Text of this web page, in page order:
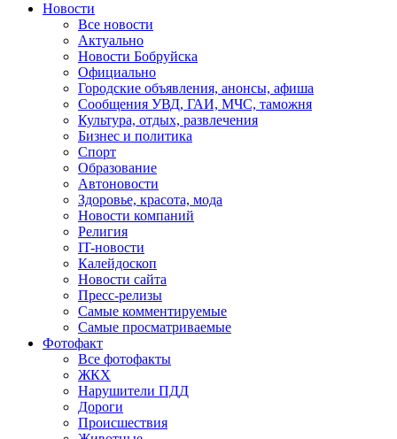
Новости
Все новости
Актуально
Новости Бобруйска
Официально
Городские объявления, анонсы, афиша
Сообщения УВД, ГАИ, МЧС, таможня
Культура, отдых, развлечения
Бизнес и политика
Спорт
Образование
Автоновости
Здоровье, красота, мода
Новости компаний
Религия
IT-новости
Калейдоскоп
Новости сайта
Пресс-релизы
Самые комментируемые
Самые просматриваемые
Фотофакт
Все фотофакты
ЖКХ
Нарушители ПДД
Дороги
Происшествия